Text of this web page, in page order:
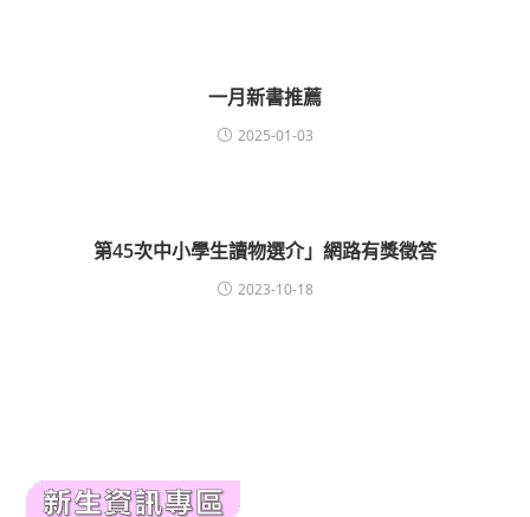
一月新書推薦
2025-01-03
第45次中小學生讀物選介」網路有獎徵答
2023-10-18